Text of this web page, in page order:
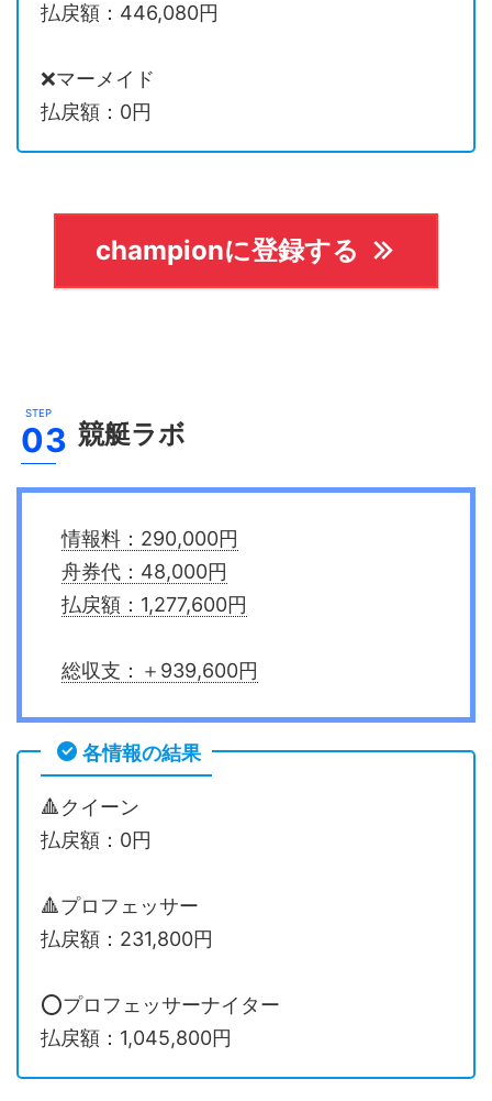
払戻額：446,080円
❌マーメイド
払戻額：0円
championに登録する
競艇ラボ
情報料：290,000円
舟券代：48,000円
払戻額：1,277,600円
総収支：＋939,600円
各情報の結果
🔺クイーン
払戻額：0円
🔺プロフェッサー
払戻額：231,800円
⭕️プロフェッサーナイター
払戻額：1,045,800円